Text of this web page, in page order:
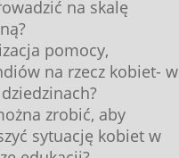
na skalę
pomocy,
na rzecz kobiet- w
zrobić, aby
sytuację kobiet w